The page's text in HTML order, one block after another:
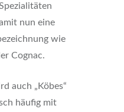
nun eine
wie
Cognac.
auch „Köbes“
häufig mit